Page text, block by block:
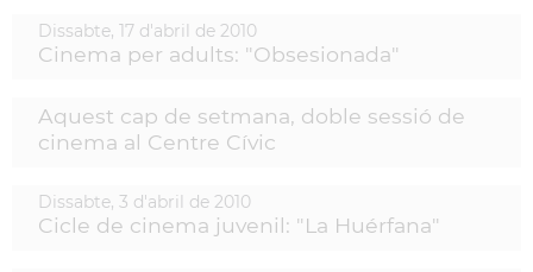
Dissabte, 17 d'abril de 2010
Cinema per adults: "Obsesionada"
Aquest cap de setmana, doble sessió de
cinema al Centre Cívic
Dissabte, 3 d'abril de 2010
Cicle de cinema juvenil: "La Huérfana"